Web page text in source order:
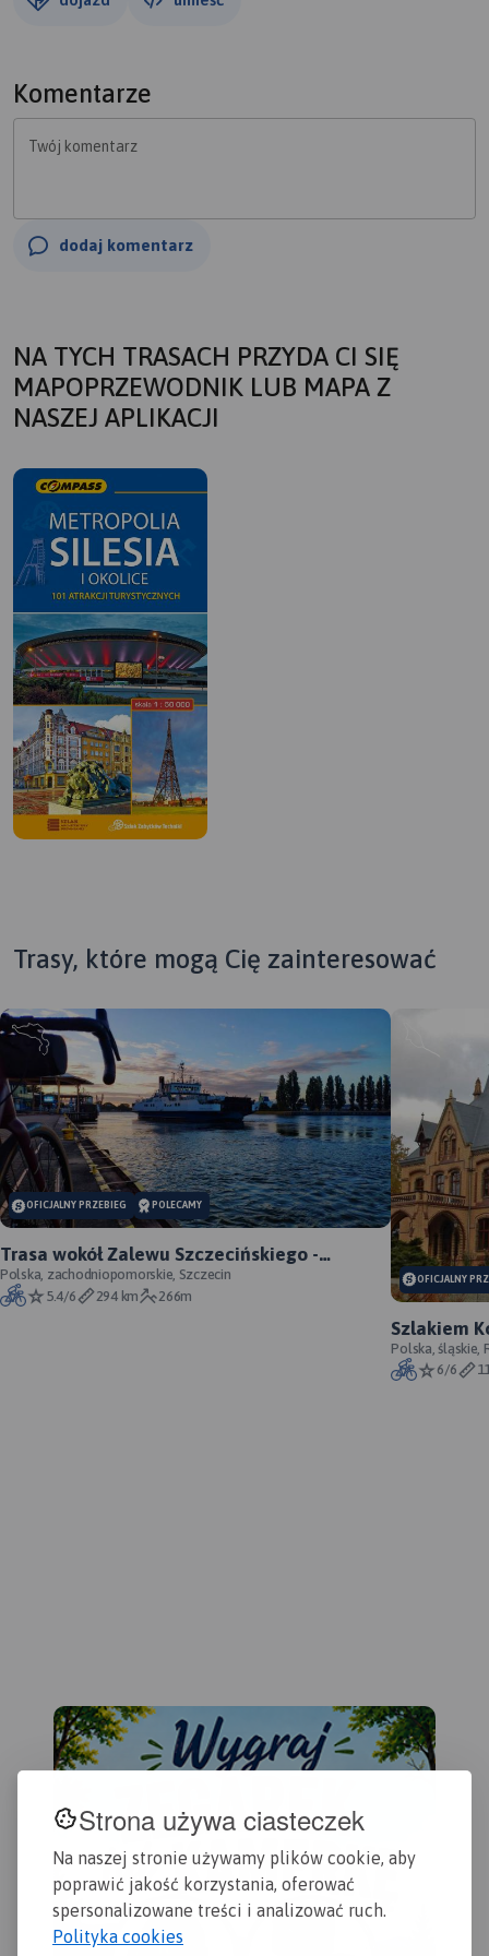
Strona używa ciasteczek
Na naszej stronie używamy plików cookie, aby
poprawić jakość korzystania, oferować
spersonalizowane treści i analizować ruch.
Polityka cookies
Komentarze
Twój komentarz
dodaj komentarz
NA TYCH TRASACH PRZYDA CI SIĘ
MAPOPRZEWODNIK LUB MAPA Z
NASZEJ APLIKACJI
MAPA TURYSTYCZNA W
APLIKACJI TRASEO
Trasy, które mogą Cię zainteresować
OFICJALNY PRZEBIEG POLECAMY
Trasa wokół Zalewu Szczecińskiego -
oficjalny przebieg szlaku
Polska, zachodniopomorskie, Szczecin
5.4/6
294 km 266m
OFICJALNY
Szlakiem
Polska, śląskie,
6/6